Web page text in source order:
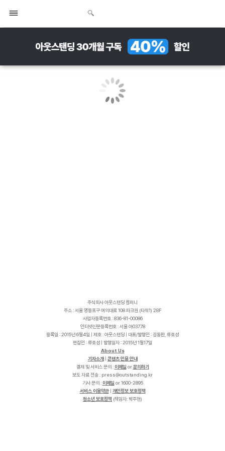
주식회사 아웃스탠딩 컴퍼니
주소 : 서울 영등포구 여의대로 108 파크원 (타워1) 28F
사업자등록번호 : 836-81-00086
인터넷신문등록번호 : 서울 아03778
등록일 : 2015년 6월4일 | 제호 : 아웃스탠딩 | 대표/발행인 : 김동환, 류호성
편집인 : 류호성 | 발행일자 : 2015년 1월17일
About Us
기자소개
콘텐츠 인용 안내
결제 및 서비스 문의 : 이메일 or문의하기
보도 자료 전송 :
r
k
.
g
n
i
d
n
a
t
s
t
u
o
@
s
s
e
r
p
기사 문의 : 이메일 or 1600-2895
서비스 이용약관| 개인정보 보호정책
청소년 보호정책 (책임자: 박주현)